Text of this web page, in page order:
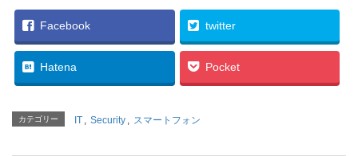
Facebook twitter
Hatena Pocket
カテゴリー IT Security スマートフォン